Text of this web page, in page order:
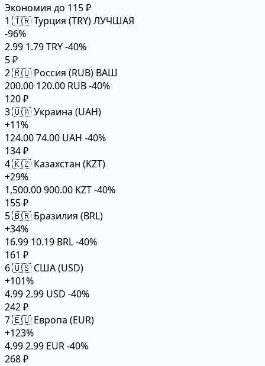
Экономия до 115 ₽
1 🇹🇷 Турция (TRY)ЛУЧШАЯ
-96%
2.99 1.79 TRY-40%
5 ₽
2🇷🇺 Россия (RUB) ВАШ
200.00 120.00 RUB-40%
120 ₽
3🇺🇦 Украина (UAH)
+11%
124.0074.00 UAH -40%
134 ₽
4🇰🇿 Казахстан (KZT)
+29%
1,500.00900.00 KZT-40%
155 ₽
5🇧🇷 Бразилия (BRL)
+34%
16.99 10.19 BRL-40%
161 ₽
6🇺🇸 США (USD)
+101%
4.992.99 USD -40%
242 ₽
7🇪🇺 Европа (EUR)
+123%
4.992.99 EUR-40%
268 ₽